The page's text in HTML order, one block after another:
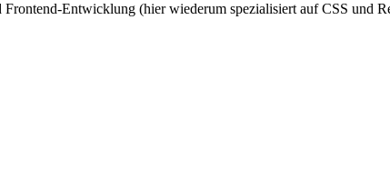
Entwicklung (hier wiederum spezialisiert auf CSS und